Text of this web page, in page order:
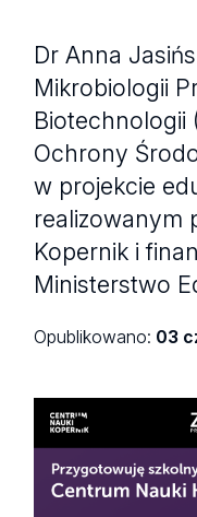
Dr Anna
Mikrobiologii
Biotechnologii
Ochrony
w projekcie
realizowanym
Kopernik i
Ministerstwo
Opublikowano: 03